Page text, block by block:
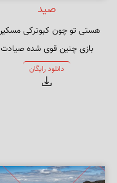
صید
بازی چنین قوی شده صیادت
دانلود رایگان